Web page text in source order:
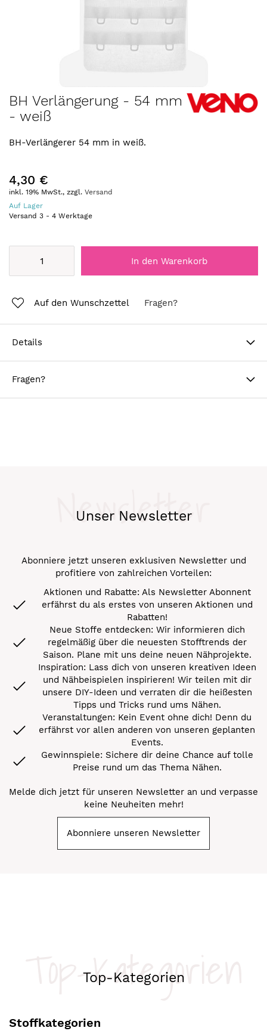
Anfang
der
springen
BH Verlängerung - 54 mm
- weiß
BH-Verlängerer 54 mm in weiß.
4,30 €
inkl. 19% MwSt., zzgl. Versand
Auf Lager
Versand 3 - 4 Werktage
In den Warenkorb
Auf den Wunschzettel Fragen?
Details
Fragen?
Unser Newsletter
Newsletter
Abonniere jetzt unseren exklusiven Newsletter und
profitiere von zahlreichen Vorteilen:
Aktionen und Rabatte: Als Newsletter Abonnent
erfährst du als erstes von unseren Aktionen und
Rabatten!
Neue Stoffe entdecken: Wir informieren dich
regelmäßig über die neuesten Stofftrends der
Saison. Plane mit uns deine neuen Nähprojekte.
Inspiration: Lass dich von unseren kreativen Ideen
und Nähbeispielen inspirieren! Wir teilen mit dir
unsere DIY-Ideen und verraten dir die heißesten
Tipps und Tricks rund ums Nähen.
Veranstaltungen: Kein Event ohne dich! Denn du
erfährst vor allen anderen von unseren geplanten
Events.
Gewinnspiele: Sichere dir deine Chance auf tolle
Preise rund um das Thema Nähen.
Melde dich jetzt für unseren Newsletter an und verpasse
keine Neuheiten mehr!
Abonniere unseren Newsletter
Top-Kategorien
Top-Kategorien
Stoffkategorien